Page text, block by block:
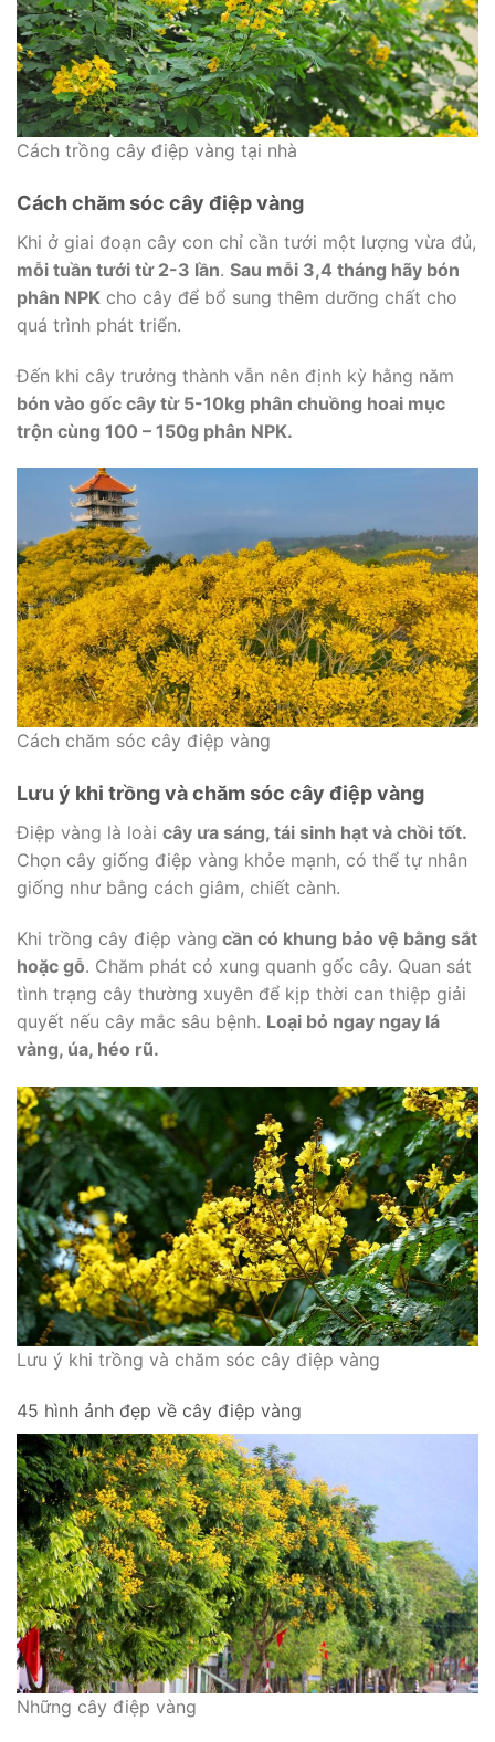
Cách trồng cây điệp vàng tại nhà
Cách chăm sóc cây điệp vàng
Khi ở giai đoạn cây con chỉ cần tưới một lượng vừa đủ,
mỗi tuần tưới từ 2-3 lần. Sau mỗi 3,4 tháng hãy bón
phân NPK cho cây để bổ sung thêm dưỡng chất cho
quá trình phát triển.
Đến khi cây trưởng thành vẫn nên định kỳ hằng năm
bón vào gốc cây từ 5-10kg phân chuồng hoai mục
trộn cùng 100 – 150g phân NPK.
Cách chăm sóc cây điệp vàng
Lưu ý khi trồng và chăm sóc cây điệp vàng
Điệp vàng là loài cây ưa sáng, tái sinh hạt và chồi tốt.
Chọn cây giống điệp vàng khỏe mạnh, có thể tự nhân
giống như bằng cách giâm, chiết cành.
Khi trồng cây điệp vàng cần có khung bảo vệ bằng sắt
hoặc gỗ. Chăm phát cỏ xung quanh gốc cây. Quan sát
tình trạng cây thường xuyên để kịp thời can thiệp giải
quyết nếu cây mắc sâu bệnh. Loại bỏ ngay ngay lá
vàng, úa, héo rũ.
Lưu ý khi trồng và chăm sóc cây điệp vàng
45 hình ảnh đẹp về cây điệp vàng
Những cây điệp vàng